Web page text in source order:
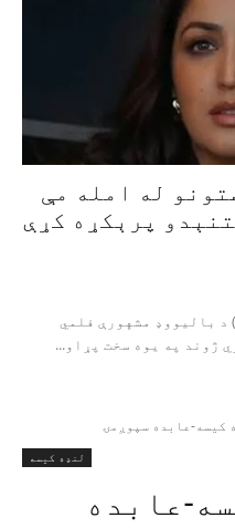
له امله مې
پرېکړه کړې
شنبه، د زمري/ اسد ۱۳ مه) د بالیووډ مشهورې فلمي
ژوند په یوه سخت پړاو...